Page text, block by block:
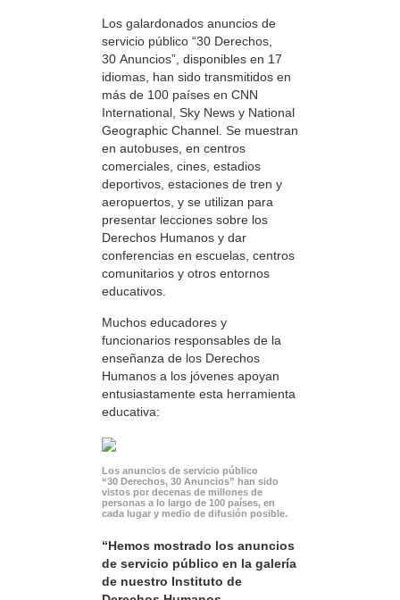
Los galardonados anuncios de
servicio público “30 Derechos,
30 Anuncios”, disponibles en 17
idiomas, han sido transmitidos en
más de 100 países en CNN
International, Sky News y National
Geographic Channel. Se muestran
en autobuses, en centros
comerciales, cines, estadios
deportivos, estaciones de tren y
aeropuertos, y se utilizan para
presentar lecciones sobre los
Derechos Humanos y dar
conferencias en escuelas, centros
comunitarios y otros entornos
educativos.
Muchos educadores y
funcionarios responsables de la
enseñanza de los Derechos
Humanos a los jóvenes apoyan
entusiastamente esta herramienta
educativa:
Los anuncios de servicio público
“30 Derechos, 30 Anuncios” han sido
vistos por decenas de millones de
personas a lo largo de 100 países, en
cada lugar y medio de difusión posible.
“Hemos mostrado los anuncios
de servicio público en la galería
de nuestro Instituto de